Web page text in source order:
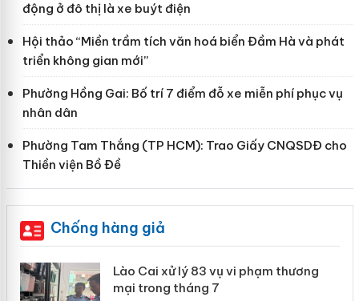
động ở đô thị là xe buýt điện
Hội thảo “Miền trầm tích văn hoá biển Đầm Hà và phát
triển không gian mới”
Phường Hồng Gai: Bố trí 7 điểm đỗ xe miễn phí phục vụ
nhân dân
Phường Tam Thắng (TP HCM): Trao Giấy CNQSDĐ cho
Thiền viện Bồ Đề
Chống hàng giả
Lào Cai xử lý 83 vụ vi phạm thương
mại trong tháng 7